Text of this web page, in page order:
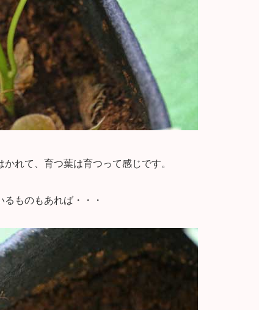
れて、育つ葉は育つって感じです。
ものもあれば・・・